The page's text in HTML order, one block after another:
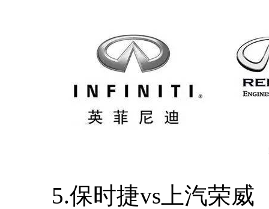
5.保时捷vs上汽荣威